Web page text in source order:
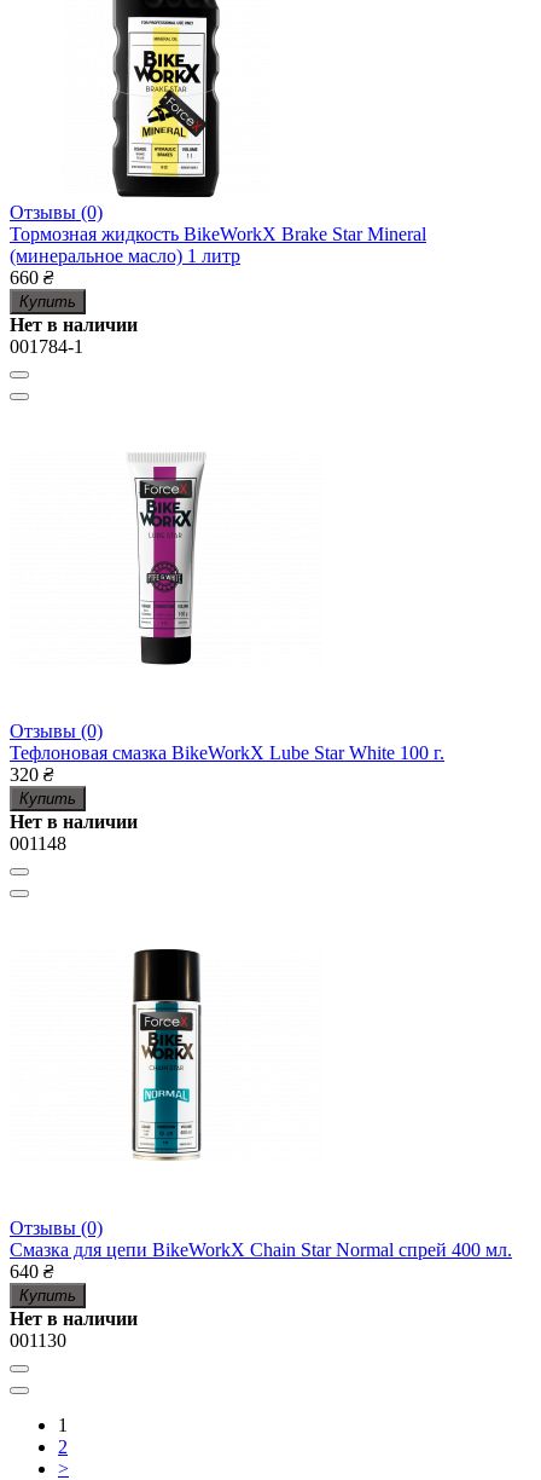
Отзывы (0)
Тормозная жидкость BikeWorkX Brake Star Mineral
(минеральное масло) 1 литр
660 ₴
Купить
Нет в наличии
001784-1
Отзывы (0)
Тефлоновая смазка BikeWorkX Lube Star White 100 г.
320 ₴
Купить
Нет в наличии
001148
Отзывы (0)
Смазка для цепи BikeWorkX Chain Star Normal спрей 400 мл.
640 ₴
Купить
Нет в наличии
001130
1
2
>